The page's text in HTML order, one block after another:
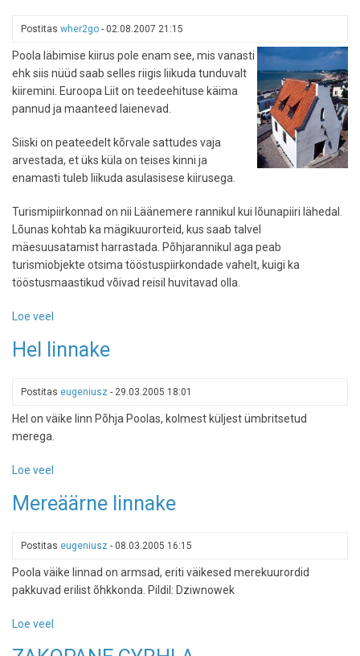
sügisel
Tallinnast
Poola
lendama
Postitas wher2go - 02.08.2007 21:15
Poola läbimise kiirus pole enam see, mis vanasti
ehk siis nüüd saab selles riigis liikuda tunduvalt
kiiremini. Euroopa Liit on teedeehituse käima
pannud ja maanteed laienevad.
Siiski on peateedelt kõrvale sattudes vaja
arvestada, et üks küla on teises kinni ja
enamasti tuleb liikuda asulasisese kiirusega.
Turismipiirkonnad on nii Läänemere rannikul kui lõunapiiri lähedal.
Lõunas kohtab ka mägikuurorteid, kus saab talvel
mäesuusatamist harrastada. Põhjarannikul aga peab
turismiobjekte otsima tööstuspiirkondade vahelt, kuigi ka
tööstusmaastikud võivad reisil huvitavad olla.
Loe veel
Poola
Hel linnake
Postitas eugeniusz - 29.03.2005 18:01
Hel on väike linn Põhja Poolas, kolmest küljest ümbritsetud
merega.
Loe veel
linnake
Mereäärne linnake
Postitas eugeniusz - 08.03.2005 16:15
Poola väike linnad on armsad, eriti väikesed merekuurordid
pakkuvad erilist õhkkonda. Pildil: Dziwnowek
Loe veel